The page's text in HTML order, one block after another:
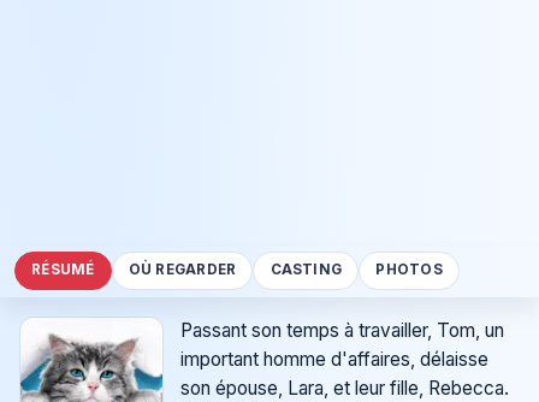
RÉSUMÉ OÙ REGARDER CASTING PHOTOS
Passant son temps à travailler, Tom, un
important homme d'affaires, délaisse
son épouse, Lara, et leur fille, Rebecca.